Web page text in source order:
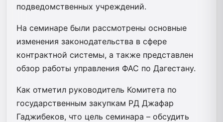
подведомственных учреждений.
На семинаре были рассмотрены основные
изменения законодательства в сфере
контрактной системы, а также представлен
обзор работы управления ФАС по Дагестану.
Как отметил руководитель Комитета по
государственным закупкам РД Джафар
Гаджибеков, что цель семинара – обсудить